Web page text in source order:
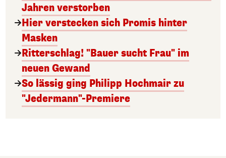
Jahren verstorben
Hier verstecken sich Promis hinter
Masken
Ritterschlag! "Bauer sucht Frau" im
neuen Gewand
So lässig ging Philipp Hochmair zu
"Jedermann"-Premiere